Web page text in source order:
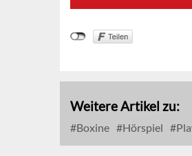
Weitere Artikel zu:
Boxine Hörspiel